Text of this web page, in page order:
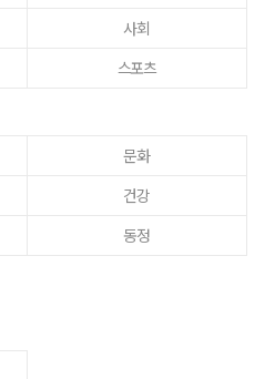
사회
스포츠
문화
건강
동정